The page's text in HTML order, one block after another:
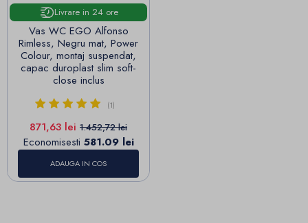
Livrare in 24 ore
Vas WC EGO Alfonso
Rimless, Negru mat, Power
Colour, montaj suspendat,
capac duroplast slim soft-
close inclus
(1)
Pret
871,63 lei Pret de baza
1.452,72 lei
Economisesti 581.09 lei
ADAUGA IN COS